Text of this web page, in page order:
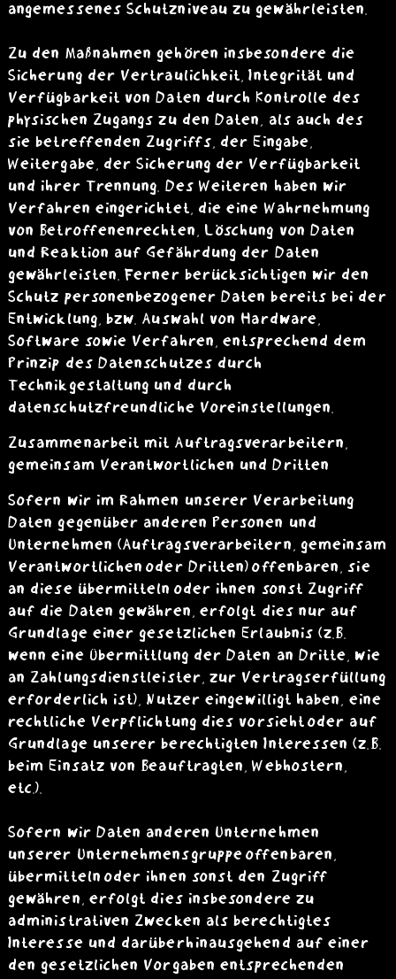
angemessenes Schutzniveau zu gewährleisten.
Zu den Maßnahmen gehören insbesondere die
Sicherung der Vertraulichkeit, Integrität und
Verfügbarkeit von Daten durch Kontrolle des
physischen Zugangs zu den Daten, als auch des
sie betreffenden Zugriffs, der Eingabe,
Weitergabe, der Sicherung der Verfügbarkeit
und ihrer Trennung. Des Weiteren haben wir
Verfahren eingerichtet, die eine Wahrnehmung
von Betroffenenrechten, Löschung von Daten
und Reaktion auf Gefährdung der Daten
gewährleisten. Ferner berücksichtigen wir den
Schutz personenbezogener Daten bereits bei der
Entwicklung, bzw. Auswahl von Hardware,
Software sowie Verfahren, entsprechend dem
Prinzip des Datenschutzes durch
Technikgestaltung und durch
datenschutzfreundliche Voreinstellungen.
Zusammenarbeit mit Auftragsverarbeitern,
gemeinsam Verantwortlichen und Dritten
Sofern wir im Rahmen unserer Verarbeitung
Daten gegenüber anderen Personen und
Unternehmen (Auftragsverarbeitern, gemeinsam
Verantwortlichen oder Dritten) offenbaren, sie
an diese übermitteln oder ihnen sonst Zugriff
auf die Daten gewähren, erfolgt dies nur auf
Grundlage einer gesetzlichen Erlaubnis (z.B.
wenn eine Übermittlung der Daten an Dritte, wie
an Zahlungsdienstleister, zur Vertragserfüllung
erforderlich ist), Nutzer eingewilligt haben, eine
rechtliche Verpflichtung dies vorsieht oder auf
Grundlage unserer berechtigten Interessen (z.B.
beim Einsatz von Beauftragten, Webhostern,
etc.).
Sofern wir Daten anderen Unternehmen
unserer Unternehmensgruppe offenbaren,
übermitteln oder ihnen sonst den Zugriff
gewähren, erfolgt dies insbesondere zu
administrativen Zwecken als berechtigtes
Interesse und darüberhinausgehend auf einer
den gesetzlichen Vorgaben entsprechenden